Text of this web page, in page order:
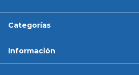
Categorías
Información